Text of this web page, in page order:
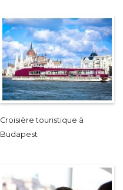
Croisière touristique à
Budapest